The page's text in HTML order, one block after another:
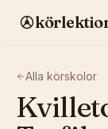
Alla körskolor